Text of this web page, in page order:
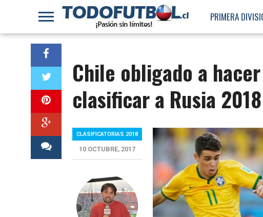
PRIMERA
Chile obligado a
clasificar a Rusia 2018
CLASIFICATORIAS 2018
10 OCTUBRE, 2017